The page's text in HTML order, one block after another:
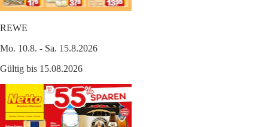
REWE
Mo. 10.8. - Sa. 15.8.2026
Gültig bis 15.08.2026